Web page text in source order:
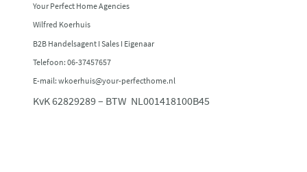
Your Perfect Home Agencies
Wilfred Koerhuis
B2B Handelsagent I Sales I Eigenaar
Telefoon: 06-37457657
E-mail: wkoerhuis@your-perfecthome.nl
KvK 62829289 – BTW NL001418100B45